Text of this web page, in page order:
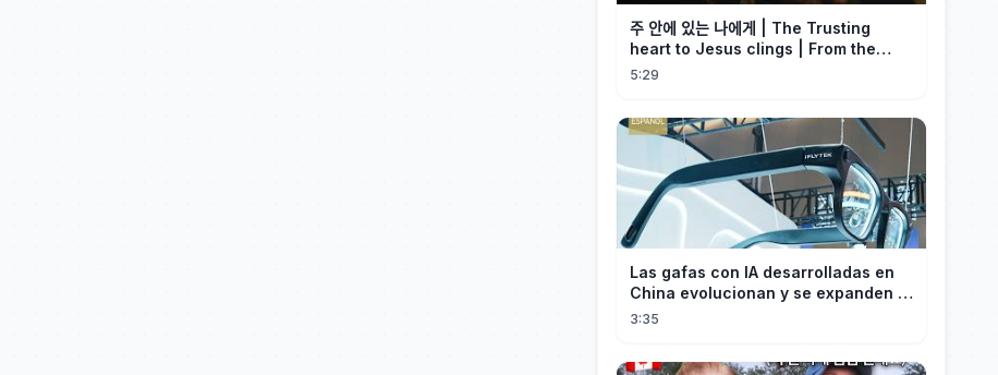
주 안에 있는 나에게 | The Trusting
heart to Jesus clings | From the
Past | Hymn Worship LIVE
5:29
Las gafas con IA desarrolladas en
China evolucionan y se expanden a
los mercados internacionales
3:35